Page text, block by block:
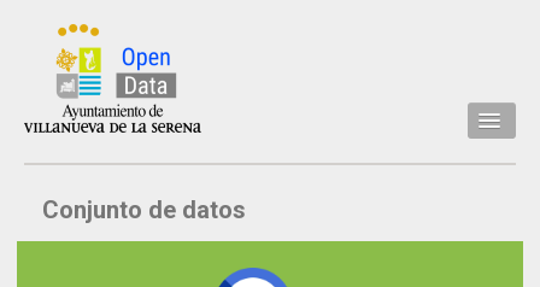
Inicio
Datos
Conjunto de datos